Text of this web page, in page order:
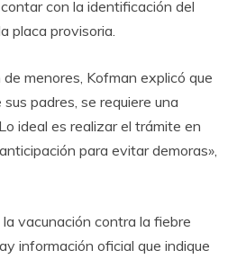
con la identificación del
placa provisoria.
menores, Kofman explicó que
padres, se requiere una
ideal es realizar el trámite en
para evitar demoras»,
vacunación contra la fiebre
información oficial que indique